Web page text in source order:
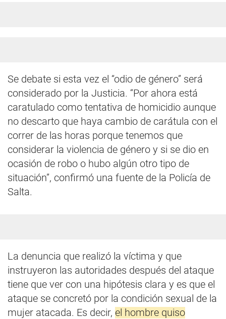
Se debate si esta vez el “odio de género” será
considerado por la Justicia. “Por ahora está
caratulado como tentativa de homicidio aunque
no descarto que haya cambio de carátula con el
correr de las horas porque tenemos que
considerar la violencia de género y si se dio en
ocasión de robo o hubo algún otro tipo de
situación”, confirmó una fuente de la Policía de
Salta.
La denuncia que realizó la víctima y que
instruyeron las autoridades después del ataque
tiene que ver con una hipótesis clara y es que el
ataque se concretó por la condición sexual de la
mujer atacada. Es decir, el hombre quiso